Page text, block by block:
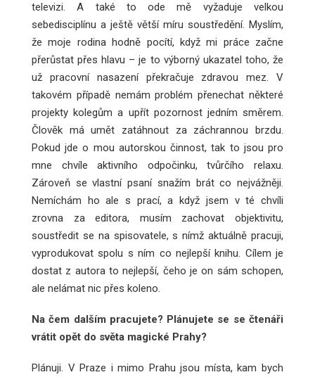
televizi. A také to ode mě vyžaduje velkou
sebedisciplínu a ještě větší míru soustředění. Myslím,
že moje rodina hodně pocítí, když mi práce začne
přerůstat přes hlavu – je to výborný ukazatel toho, že
už pracovní nasazení překračuje zdravou mez. V
takovém případě nemám problém přenechat některé
projekty kolegům a upřít pozornost jedním směrem.
Člověk má umět zatáhnout za záchrannou brzdu.
Pokud jde o mou autorskou činnost, tak to jsou pro
mne chvíle aktivního odpočinku, tvůrčího relaxu.
Zároveň se vlastní psaní snažím brát co nejvážněji.
Nemíchám ho ale s prací, a když jsem v té chvíli
zrovna za editora, musím zachovat objektivitu,
soustředit se na spisovatele, s nímž aktuálně pracuji,
vyprodukovat spolu s ním co nejlepší knihu. Cílem je
dostat z autora to nejlepší, čeho je on sám schopen,
ale nelámat nic přes koleno.
Na čem dalším pracujete? Plánujete se se čtenáři
vrátit opět do světa magické Prahy?
Plánuji. V Praze i mimo Prahu jsou místa, kam bych